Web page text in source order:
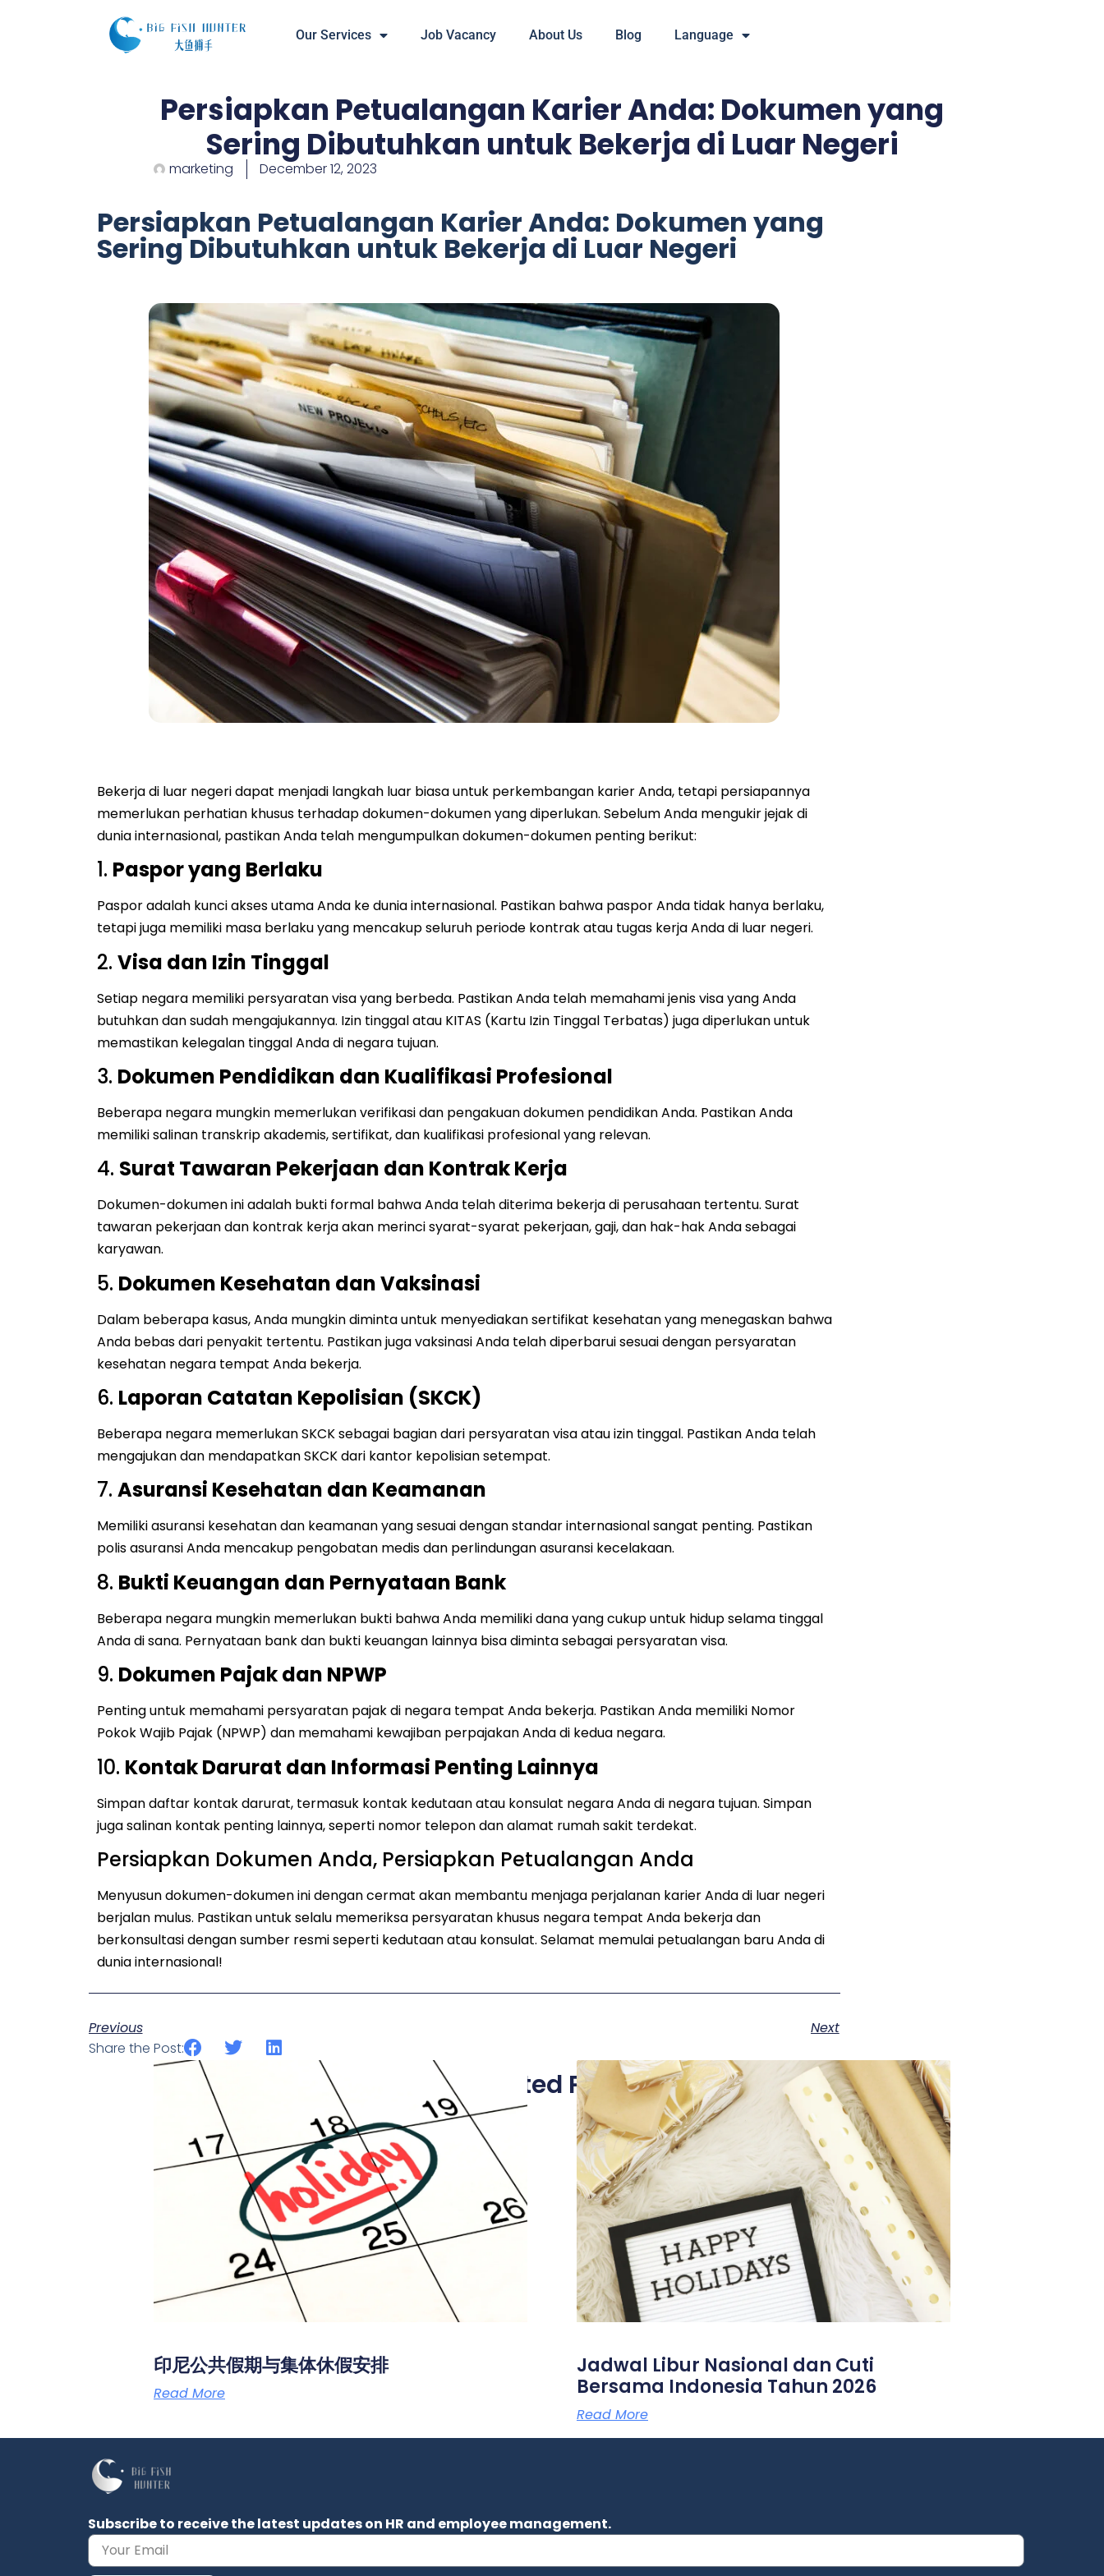
Our Services Job Vacancy About Us Blog Language
Persiapkan Petualangan Karier Anda: Dokumen yang
Sering Dibutuhkan untuk Bekerja di Luar Negeri
marketing December 12, 2023
Persiapkan Petualangan Karier Anda: Dokumen yang
Sering Dibutuhkan untuk Bekerja di Luar Negeri
Bekerja di luar negeri dapat menjadi langkah luar biasa untuk perkembangan karier Anda, tetapi persiapannya
memerlukan perhatian khusus terhadap dokumen-dokumen yang diperlukan. Sebelum Anda mengukir jejak di
dunia internasional, pastikan Anda telah mengumpulkan dokumen-dokumen penting berikut:
1. Paspor yang Berlaku
Paspor adalah kunci akses utama Anda ke dunia internasional. Pastikan bahwa paspor Anda tidak hanya berlaku,
tetapi juga memiliki masa berlaku yang mencakup seluruh periode kontrak atau tugas kerja Anda di luar negeri.
2. Visa dan Izin Tinggal
Setiap negara memiliki persyaratan visa yang berbeda. Pastikan Anda telah memahami jenis visa yang Anda
butuhkan dan sudah mengajukannya. Izin tinggal atau KITAS (Kartu Izin Tinggal Terbatas) juga diperlukan untuk
memastikan kelegalan tinggal Anda di negara tujuan.
3. Dokumen Pendidikan dan Kualifikasi Profesional
Beberapa negara mungkin memerlukan verifikasi dan pengakuan dokumen pendidikan Anda. Pastikan Anda
memiliki salinan transkrip akademis, sertifikat, dan kualifikasi profesional yang relevan.
4. Surat Tawaran Pekerjaan dan Kontrak Kerja
Dokumen-dokumen ini adalah bukti formal bahwa Anda telah diterima bekerja di perusahaan tertentu. Surat
tawaran pekerjaan dan kontrak kerja akan merinci syarat-syarat pekerjaan, gaji, dan hak-hak Anda sebagai
karyawan.
5. Dokumen Kesehatan dan Vaksinasi
Dalam beberapa kasus, Anda mungkin diminta untuk menyediakan sertifikat kesehatan yang menegaskan bahwa
Anda bebas dari penyakit tertentu. Pastikan juga vaksinasi Anda telah diperbarui sesuai dengan persyaratan
kesehatan negara tempat Anda bekerja.
6. Laporan Catatan Kepolisian (SKCK)
Beberapa negara memerlukan SKCK sebagai bagian dari persyaratan visa atau izin tinggal. Pastikan Anda telah
mengajukan dan mendapatkan SKCK dari kantor kepolisian setempat.
7. Asuransi Kesehatan dan Keamanan
Memiliki asuransi kesehatan dan keamanan yang sesuai dengan standar internasional sangat penting. Pastikan
polis asuransi Anda mencakup pengobatan medis dan perlindungan asuransi kecelakaan.
8. Bukti Keuangan dan Pernyataan Bank
Beberapa negara mungkin memerlukan bukti bahwa Anda memiliki dana yang cukup untuk hidup selama tinggal
Anda di sana. Pernyataan bank dan bukti keuangan lainnya bisa diminta sebagai persyaratan visa.
9. Dokumen Pajak dan NPWP
Penting untuk memahami persyaratan pajak di negara tempat Anda bekerja. Pastikan Anda memiliki Nomor
Pokok Wajib Pajak (NPWP) dan memahami kewajiban perpajakan Anda di kedua negara.
10. Kontak Darurat dan Informasi Penting Lainnya
Simpan daftar kontak darurat, termasuk kontak kedutaan atau konsulat negara Anda di negara tujuan. Simpan
juga salinan kontak penting lainnya, seperti nomor telepon dan alamat rumah sakit terdekat.
Persiapkan Dokumen Anda, Persiapkan Petualangan Anda
Menyusun dokumen-dokumen ini dengan cermat akan membantu menjaga perjalanan karier Anda di luar negeri
berjalan mulus. Pastikan untuk selalu memeriksa persyaratan khusus negara tempat Anda bekerja dan
berkonsultasi dengan sumber resmi seperti kedutaan atau konsulat. Selamat memulai petualangan baru Anda di
dunia internasional!
Previous
Next
Share the Post:
Related Posts
印尼公共假期与集体休假安排
Read More
Jadwal Libur Nasional dan Cuti
Bersama Indonesia Tahun 2026
Read More
Subscribe to receive the latest updates on HR and employee management.